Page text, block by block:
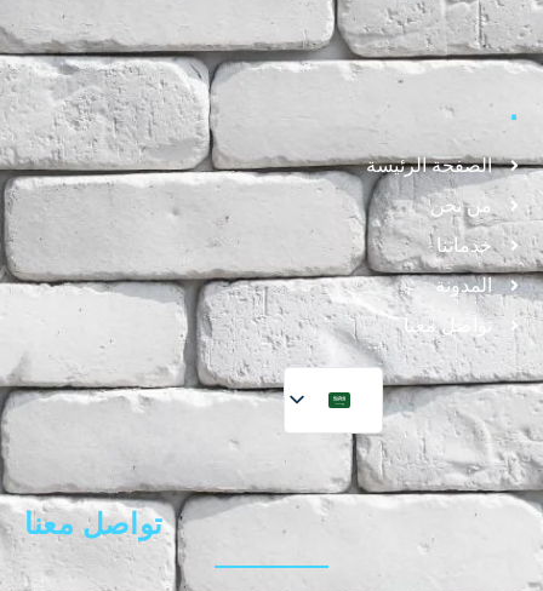
.
الصفحة الرئيسة
من نحن
خدماتنا
المدونة
تواصل معنا
تواصل معنا